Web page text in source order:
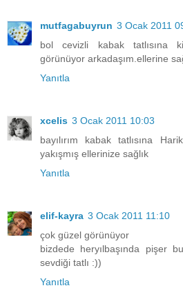
mutfagabuyrun 3 Ocak 2011
bol cevizli kabak tatlısına
görünüyor arkadaşım.ellerine
Yanıtla
xcelis 3 Ocak 2011 10:03
bayılırım kabak tatlısına
yakışmış ellerinize sağlık
Yanıtla
elif-kayra 3 Ocak 2011 11:10
çok güzel görünüyor
bizdede heryılbaşında pişer
sevdiği tatlı :))
Yanıtla